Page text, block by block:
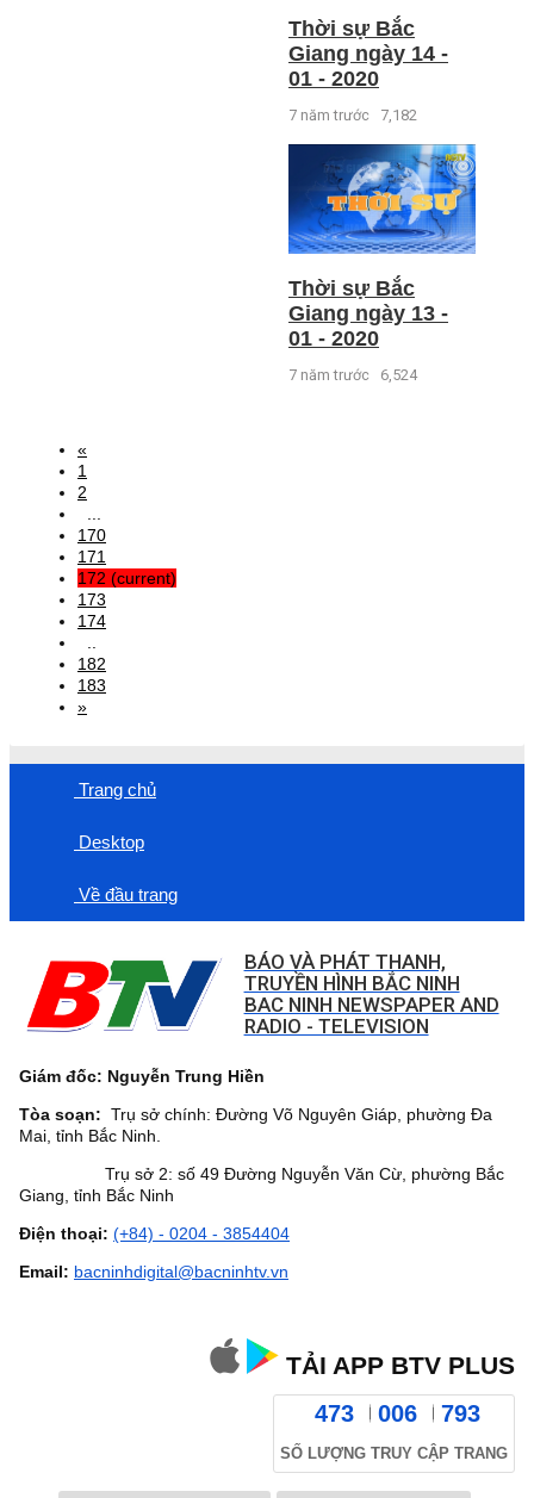
Thời sự Bắc
Giang ngày 14 -
01 - 2020
7 năm trước 7,182
Thời sự Bắc
Giang ngày 13 -
01 - 2020
7 năm trước 6,524
«
1
2
170
171
172 (current)
173
174
182
183
»
Trang chủ
Desktop
Về đầu trang
BÁO VÀ PHÁT THANH,
TRUYỀN HÌNH BẮC NINH
BAC NINH NEWSPAPER AND
RADIO - TELEVISION
Giám đốc: Nguyễn Trung Hiền
Tòa soạn: Trụ sở chính: Đường Võ Nguyên Giáp, phường Đa
Mai, tỉnh Bắc Ninh.
Trụ sở 2: số 49 Đường Nguyễn Văn Cừ, phường Bắc
Giang, tỉnh Bắc Ninh
Điện thoại: (+84) - 0204 - 3854404
Email: bacninhdigital@bacninhtv.vn
TẢI APP BTV PLUS
473 006 793
SỐ LƯỢNG TRUY CẬP TRANG